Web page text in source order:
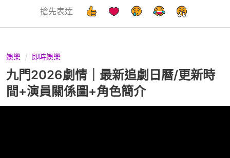
搶先表達
娛樂 即時娛樂
九門2026劇情｜最新追劇日曆/更新時
間+演員關係圖+角色簡介